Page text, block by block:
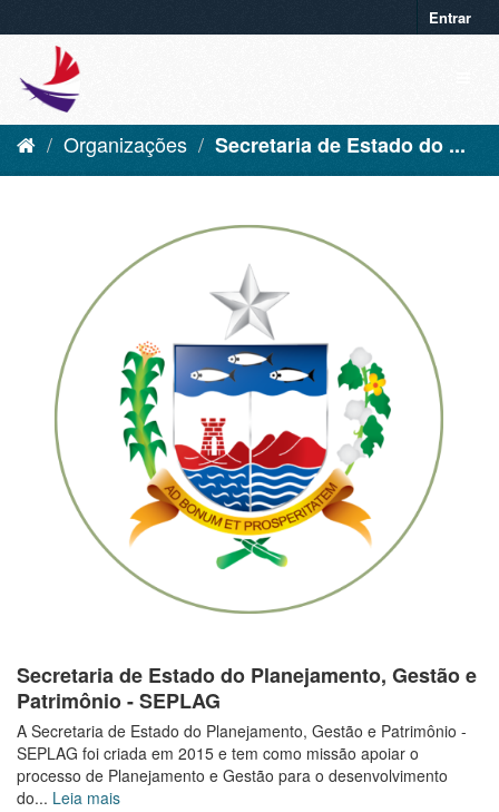
Entrar
Organizações Secretaria de Estado do ...
Secretaria de Estado do Planejamento, Gestão e
Patrimônio - SEPLAG
A Secretaria de Estado do Planejamento, Gestão e Patrimônio -
SEPLAG foi criada em 2015 e tem como missão apoiar o
processo de Planejamento e Gestão para o desenvolvimento
do... Leia mais